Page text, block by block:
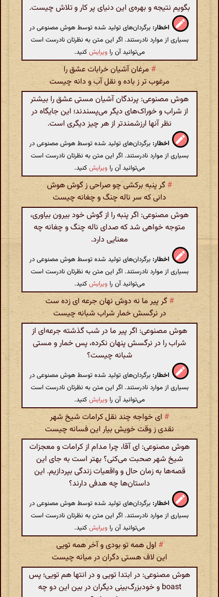
بگویم نتیجه و بهره‌ی این دنیای پر کار و تلاش چیست.
اخطار: برگردان‌های تولید شده توسط هوش مصنوعی در
بسیاری از موارد نادرستند. اگر این متن به نظرتان نادرست است
می‌توانید آن را ویرایشکنید.
# مرغان آشیان خرابات عشق را
مرغوب تر ز باده و نقل آب و دانه چیست
هوش مصنوعی: پرندگان آشیان مستی عشق را بیشتر
از شراب و خوراک‌های دیگر می‌پسندند؛ این جایگاه در
نظر آنها ارزشمندتر از هر چیز دیگری است.
اخطار: برگردان‌های تولید شده توسط هوش مصنوعی در
بسیاری از موارد نادرستند. اگر این متن به نظرتان نادرست است
می‌توانید آن را ویرایشکنید.
# گر پنبه برکشی چو صراحی ز گوش هوش
دانی که سر ناله چنگ و چغانه چیست
هوش مصنوعی: اگر پنبه را از گوش خود بیرون بیاوری،
متوجه خواهی شد که صدای ناله چنگ و چغانه چه
معنایی دارد.
اخطار: برگردان‌های تولید شده توسط هوش مصنوعی در
بسیاری از موارد نادرستند. اگر این متن به نظرتان نادرست است
می‌توانید آن را ویرایشکنید.
# گر پیر ما نه دوش نهان جرعه ای زده ست
در نرگسش خمار شراب شبانه چیست
هوش مصنوعی: اگر پیر ما در شب گذشته جرعه‌ای از
شراب را در نرگسش پنهان نکرده، پس خمار و مستی
شبانه چیست؟
اخطار: برگردان‌های تولید شده توسط هوش مصنوعی در
بسیاری از موارد نادرستند. اگر این متن به نظرتان نادرست است
می‌توانید آن را ویرایشکنید.
# ای خواجه چند نقل کرامات شیخ شهر
نقدی ز وقت خویش بیار این فسانه چیست
هوش مصنوعی: ای آقا، چرا مدام از کرامات و معجزات
شیخ شهر صحبت می‌کنی؟ بهتر است به جای این
قصه‌ها به زمان حال و واقعیات زندگی بپردازیم. این
داستان‌ها چه هدفی دارند؟
اخطار: برگردان‌های تولید شده توسط هوش مصنوعی در
بسیاری از موارد نادرستند. اگر این متن به نظرتان نادرست است
می‌توانید آن را ویرایشکنید.
# اول همه تو بودی و آخر همه تویی
این لاف هستی دگران در میانه چیست
هوش مصنوعی: در ابتدا تویی و در انتها هم تویی؛ پس
boast و خودبزرگ‌بینی دیگران در بین این دو چه